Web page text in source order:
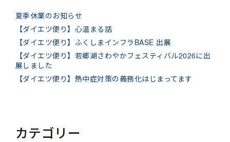
夏季休業のお知らせ
【ダイエツ便り】心温まる話
【ダイエツ便り】ふくしまインフラBASE 出展
【ダイエツ便り】若郷湖さわやかフェスティバル2026に出
展しました
【ダイエツ便り】熱中症対策の義務化はじまってます
カテゴリー